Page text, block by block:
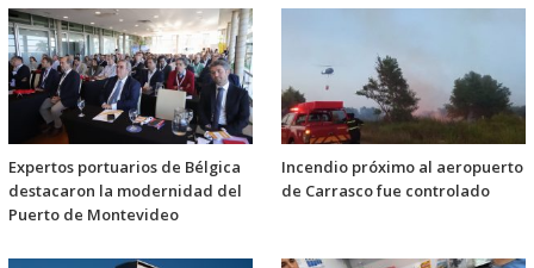
Expertos portuarios de Bélgica
destacaron la modernidad del
Puerto de Montevideo
Incendio próximo al aeropuerto
de Carrasco fue controlado